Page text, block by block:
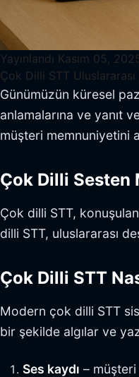
Yayınlandı Kasım 05,
Çok Dilli STT
Günümüzün küresel
anlamalarına ve yanıt
müşteri memnuniyetini
Çok Dilli Sesten
Çok dilli STT,
dilli STT, uluslararası
Çok Dilli STT
Modern çok dilli STT
bir şekilde algılar ve
Ses kaydı – müşteri